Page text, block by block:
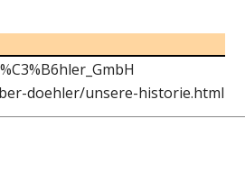
doehler/unsere-historie.html